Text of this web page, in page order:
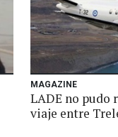
MAGAZINE
LADE no pudo
viaje entre